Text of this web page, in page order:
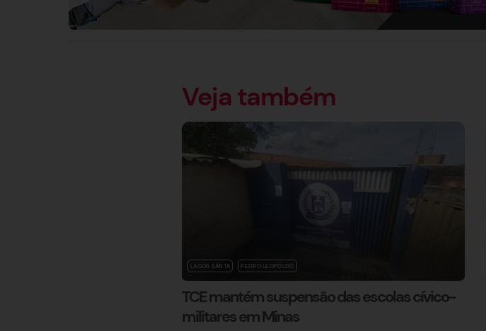
Veja também
LAGOA SANTA PEDRO LEOPOLDO
TCE mantém suspensão das escolas cívico-
militares em Minas